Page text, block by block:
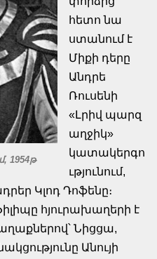
1954թ
հետո նա
ստանում է
Միքի դերը
Անդրե
Ռուսենի
«Լրիվ պարզ
աղջիկ»
կատակերգո
ւթյունում,
Կլոդ Դոֆենը։
հյուրախաղերի է
Նիցցա,
Անույի